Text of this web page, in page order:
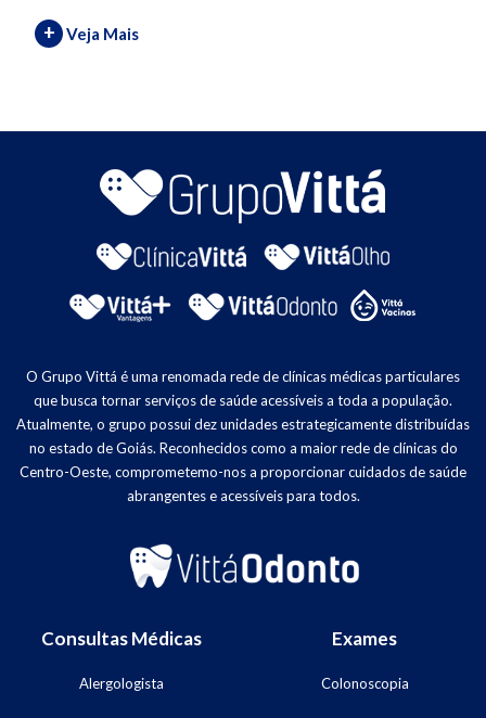
+ Veja Mais
O Grupo Vittá é uma renomada rede de clínicas médicas particulares
que busca tornar serviços de saúde acessíveis a toda a população.
Atualmente, o grupo possui dez unidades estrategicamente distribuídas
no estado de Goiás. Reconhecidos como a maior rede de clínicas do
Centro-Oeste, comprometemo-nos a proporcionar cuidados de saúde
abrangentes e acessíveis para todos.
Consultas Médicas
Alergologista
Exames
Colonoscopia